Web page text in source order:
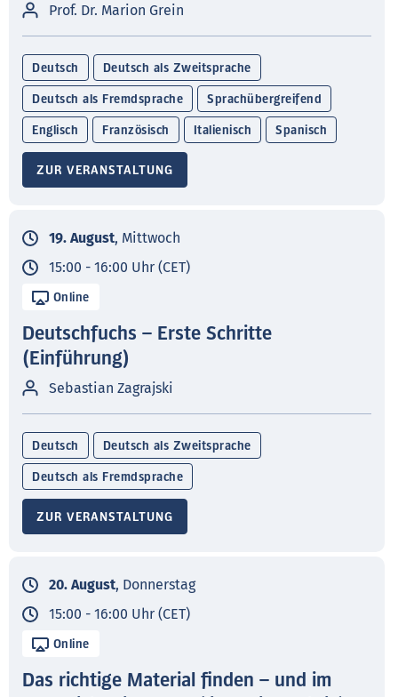
Prof. Dr. Marion Grein
Deutsch Deutsch als Zweitsprache
Deutsch als Fremdsprache Sprachübergreifend
Englisch Französisch Italienisch Spanisch
ZUR VERANSTALTUNG
19. August, Mittwoch
15:00 - 16:00 Uhr (CET)
Online
Deutschfuchs – Erste Schritte
(Einführung)
Sebastian Zagrajski
Deutsch Deutsch als Zweitsprache
Deutsch als Fremdsprache
ZUR VERANSTALTUNG
20. August, Donnerstag
15:00 - 16:00 Uhr (CET)
Online
Das richtige Material finden – und im